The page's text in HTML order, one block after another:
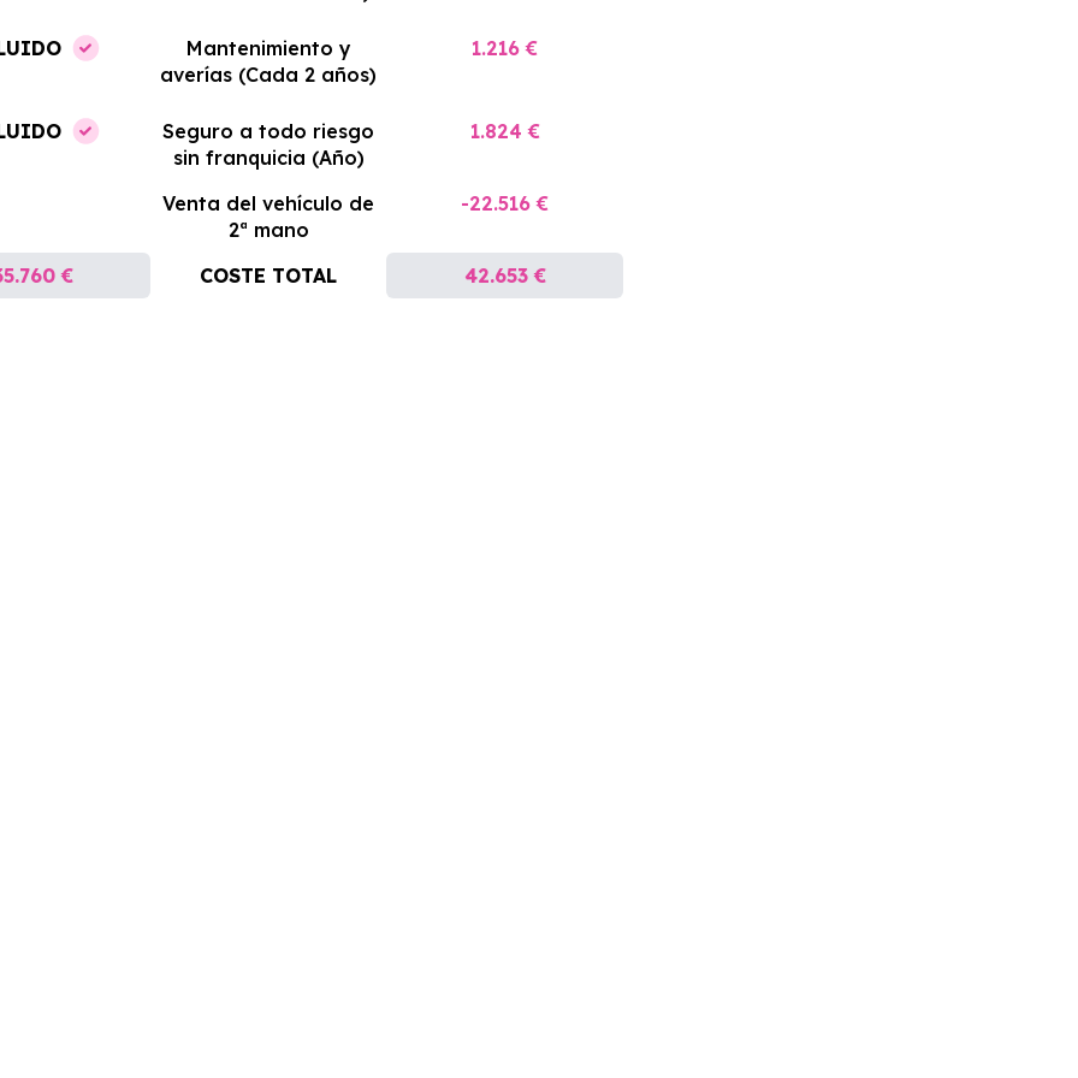
Mantenimiento y
averías (Cada 2 años)
1.216 €
Seguro a todo riesgo
sin franquicia (Año)
1.824 €
Venta del vehículo de
2ª mano
-22.516 €
€ COSTE TOTAL 42.653 €